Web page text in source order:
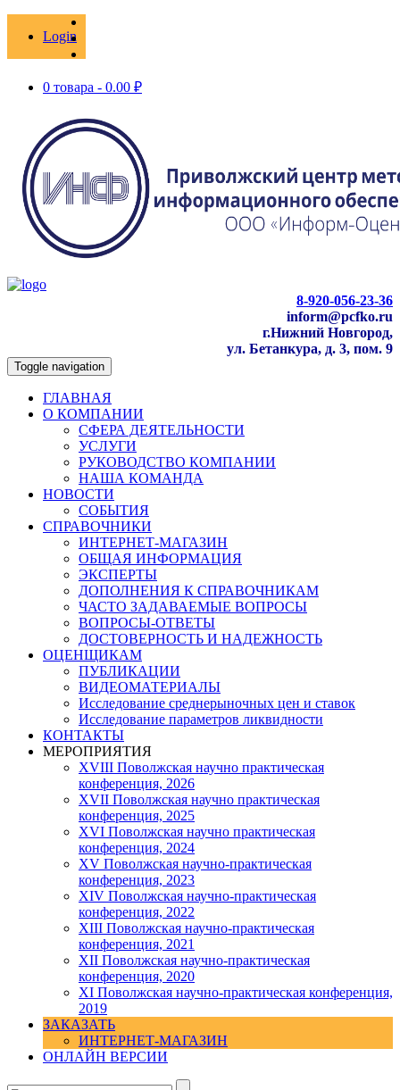
Login
0 товара - 0.00 ₽
8-920-056-23-36
inform@pcfko.ru
г.Нижний Новгород,
ул. Бетанкура, д. 3, пом. 9
Toggle navigation
ГЛАВНАЯ
О КОМПАНИИ
СФЕРА ДЕЯТЕЛЬНОСТИ
УСЛУГИ
РУКОВОДСТВО КОМПАНИИ
НАША КОМАНДА
НОВОСТИ
СОБЫТИЯ
СПРАВОЧНИКИ
ИНТЕРНЕТ-МАГАЗИН
ОБЩАЯ ИНФОРМАЦИЯ
ЭКСПЕРТЫ
ДОПОЛНЕНИЯ К СПРАВОЧНИКАМ
ЧАСТО ЗАДАВАЕМЫЕ ВОПРОСЫ
ВОПРОСЫ-ОТВЕТЫ
ДОСТОВЕРНОСТЬ И НАДЕЖНОСТЬ
ОЦЕНЩИКАМ
ПУБЛИКАЦИИ
ВИДЕОМАТЕРИАЛЫ
Исследование среднерыночных цен и ставок
Исследование параметров ликвидности
КОНТАКТЫ
МЕРОПРИЯТИЯ
XVIII Поволжская научно практическая
конференция, 2026
XVII Поволжская научно практическая
конференция, 2025
XVI Поволжская научно практическая
конференция, 2024
ХV Поволжская научно-практическая
конференция, 2023
ХIV Поволжская научно-практическая
конференция, 2022
ХIII Поволжская научно-практическая
конференция, 2021
ХII Поволжская научно-практическая
конференция, 2020
XI Поволжская научно-практическая конференция,
2019
ЗАКАЗАТЬ
ИНТЕРНЕТ-МАГАЗИН
ОНЛАЙН ВЕРСИИ